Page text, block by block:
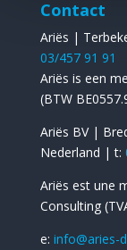
Contact
Ariës |
03/457 91 91
Ariës is een
(BTW
Ariës BV |
Nederland | t:
Ariës est une
Consulting
​e: info@aries-